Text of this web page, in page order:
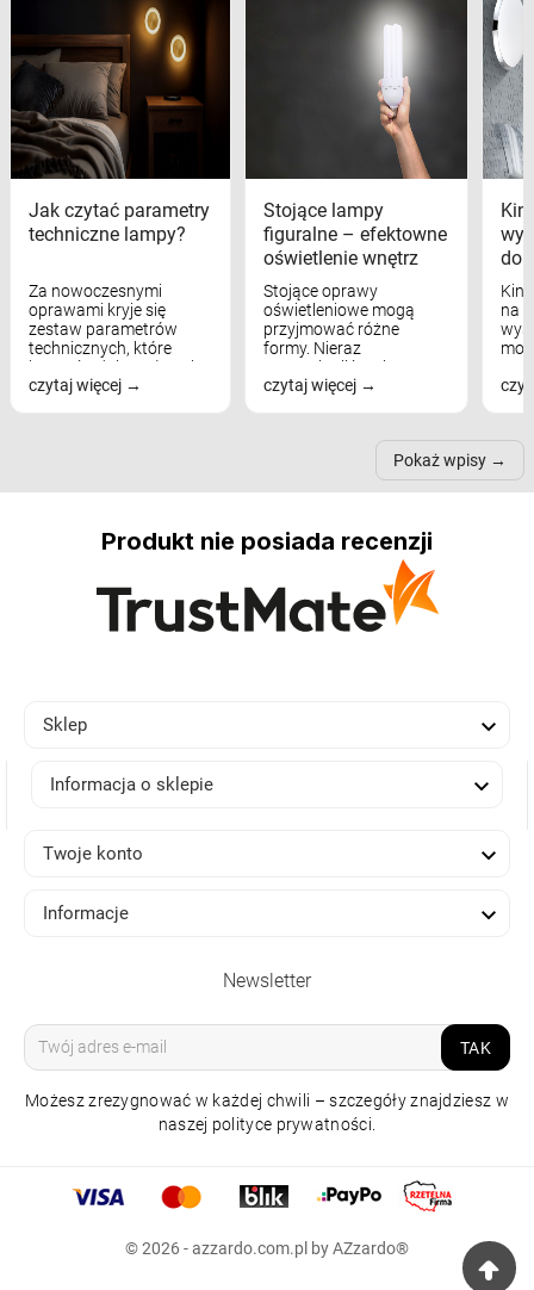
Jak czytać parametry
techniczne lampy?
Za nowoczesnymi
oprawami kryje się
zestaw parametrów
technicznych, które
bezpośrednio wpływają
na komfort widzenia,
czytaj więcej
Stojące lampy
figuralne – efektowne
oświetlenie wnętrz
Stojące oprawy
oświetleniowe mogą
przyjmować różne
formy. Nieraz
wspominaliśmy już
modele na łukowych
nich może przydać się w
czytaj więcej
na
Pokaż wpisy
Produkt nie posiada recenzji
LAMPA WISZĄCA SPARK
SPIRAL XXL CCT SWITCH
10 999,00 zł
Sklep 
Informacja o sklepie 
Twoje konto 
Informacje 
Newsletter
TAK
Możesz zrezygnować w każdej chwili – szczegóły znajdziesz w
naszej polityce prywatności.
© 2026 - azzardo.com.pl by AZzardo®